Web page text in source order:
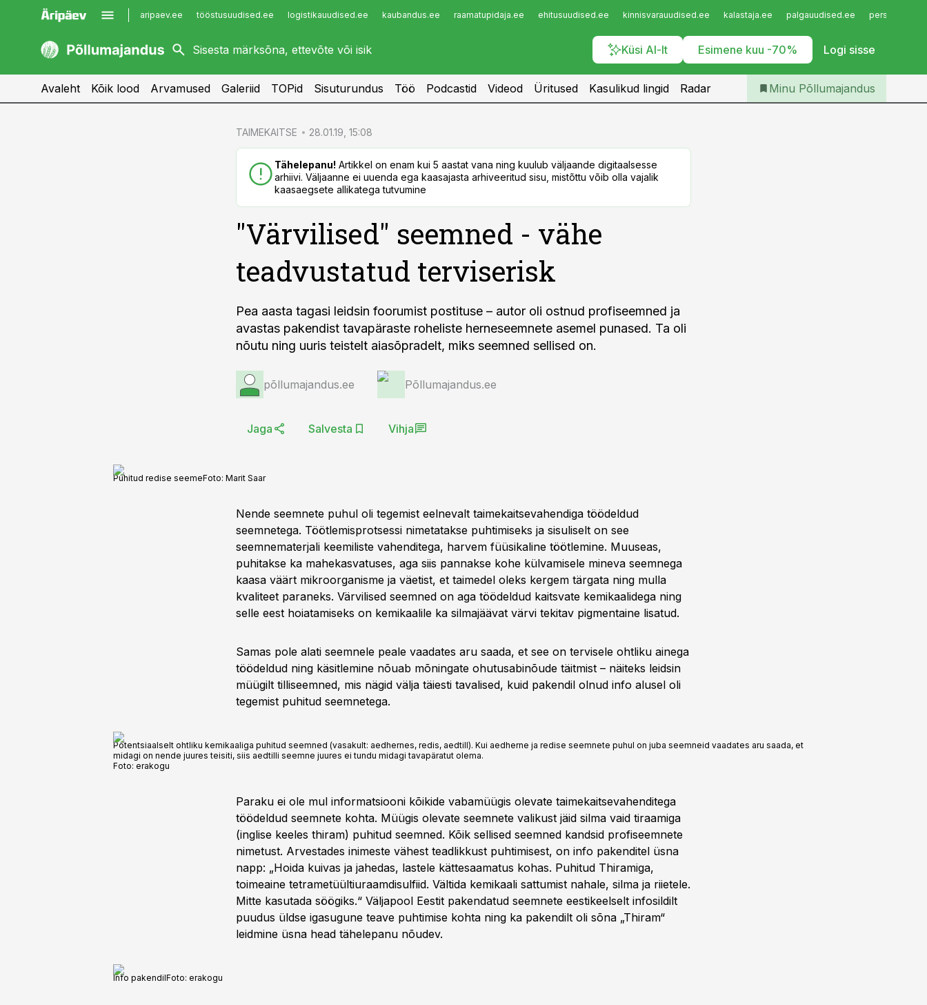
aripaev.ee tööstusuudised.ee logistikauudised.ee kaubandus.ee raamatupidaja.ee ehitusuudised.ee kinnisvarauudised.ee kalastaja.ee palgauudised.ee
Küsi AI-lt Esimene kuu -70% Logi sisse
kaubandus.ee
kinnisvarauudised.ee
imelineajalugu.ee
Infopank
Iseteenindus
Telli Põllumajandus
Avaleht Kõik lood Arvamused Galeriid TOPid Sisuturundus Töö Podcastid Videod Üritused Kasulikud lingid Radar Minu Põllumajandus
TAIMEKAITSE 28.01.19, 15:08
Tähelepanu! Artikkel on enam kui 5 aastat vana ning kuulub väljaande digitaalsesse
arhiivi. Väljaanne ei uuenda ega kaasajasta arhiveeritud sisu, mistõttu võib olla vajalik
kaasaegsete allikatega tutvumine
"Värvilised" seemned - vähe
teadvustatud terviserisk
Pea aasta tagasi leidsin foorumist postituse – autor oli ostnud profiseemned ja
avastas pakendist tavapäraste roheliste herneseemnete asemel punased. Ta oli
nõutu ning uuris teistelt aiasõpradelt, miks seemned sellised on.
põllumajandus.ee Põllumajandus.ee
Jaga Salvesta Vihja
Puhitud redise seemeFoto: Marit Saar
Nende seemnete puhul oli tegemist eelnevalt taimekaitsevahendiga töödeldud
seemnetega. Töötlemisprotsessi nimetatakse puhtimiseks ja sisuliselt on see
seemnematerjali keemiliste vahenditega, harvem füüsikaline töötlemine. Muuseas,
puhitakse ka mahekasvatuses, aga siis pannakse kohe külvamisele mineva seemnega
kaasa väärt mikroorganisme ja väetist, et taimedel oleks kergem tärgata ning mulla
kvaliteet paraneks. Värvilised seemned on aga töödeldud kaitsvate kemikaalidega ning
selle eest hoiatamiseks on kemikaalile ka silmajäävat värvi tekitav pigmentaine lisatud.
Samas pole alati seemnele peale vaadates aru saada, et see on tervisele ohtliku ainega
töödeldud ning käsitlemine nõuab mõningate ohutusabinõude täitmist – näiteks leidsin
müügilt tilliseemned, mis nägid välja täiesti tavalised, kuid pakendil olnud info alusel oli
tegemist puhitud seemnetega.
Potentsiaalselt ohtliku kemikaaliga puhitud seemned (vasakult: aedhernes, redis, aedtill). Kui aedherne ja redise seemnete puhul on juba seemneid vaadates aru saada, et
midagi on nende juures teisiti, siis aedtilli seemne juures ei tundu midagi tavapäratut olema.
Foto: erakogu
Paraku ei ole mul informatsiooni kõikide vabamüügis olevate taimekaitsevahenditega
töödeldud seemnete kohta. Müügis olevate seemnete valikust jäid silma vaid tiraamiga
(inglise keeles thiram) puhitud seemned. Kõik sellised seemned kandsid profiseemnete
nimetust. Arvestades inimeste vähest teadlikkust puhtimisest, on info pakenditel üsna
napp: „Hoida kuivas ja jahedas, lastele kättesaamatus kohas. Puhitud Thiramiga,
toimeaine tetrametüültiuraamdisulfiid. Vältida kemikaali sattumist nahale, silma ja riietele.
Mitte kasutada söögiks.“ Väljapool Eestit pakendatud seemnete eestikeelselt infosildilt
puudus üldse igasugune teave puhtimise kohta ning ka pakendilt oli sõna „Thiram“
leidmine üsna head tähelepanu nõudev.
Info pakendilFoto: erakogu